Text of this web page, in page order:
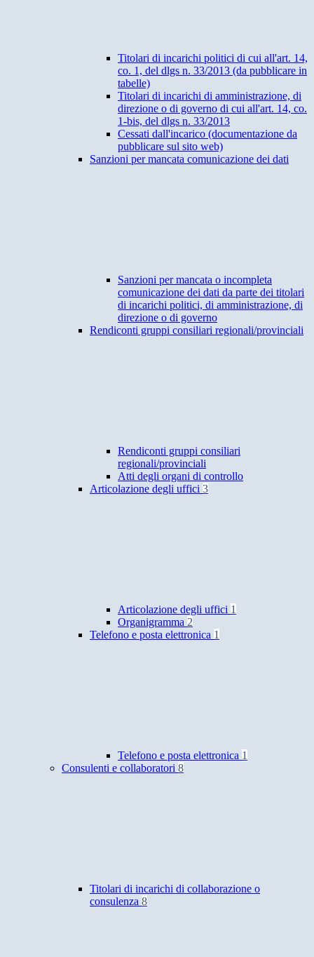
Titolari di incarichi politici di cui all'art. 14,
co. 1, del dlgs n. 33/2013 (da pubblicare in
tabelle)
Titolari di incarichi di amministrazione, di
direzione o di governo di cui all'art. 14, co.
1-bis, del dlgs n. 33/2013
Cessati dall'incarico (documentazione da
pubblicare sul sito web)
Sanzioni per mancata comunicazione dei dati
Sanzioni per mancata o incompleta
comunicazione dei dati da parte dei titolari
di incarichi politici, di amministrazione, di
direzione o di governo
Rendiconti gruppi consiliari regionali/provinciali
Rendiconti gruppi consiliari
regionali/provinciali
Atti degli organi di controllo
Articolazione degli uffici 3
Articolazione degli uffici 1
Organigramma 2
Telefono e posta elettronica 1
Telefono e posta elettronica 1
Consulenti e collaboratori 8
Titolari di incarichi di collaborazione o
consulenza 8